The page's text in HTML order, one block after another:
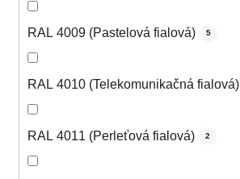
RAL 4009 (Pastelová fialová) 5
RAL 4010 (Telekomunikačná fialová)
RAL 4011 (Perleťová fialová) 2